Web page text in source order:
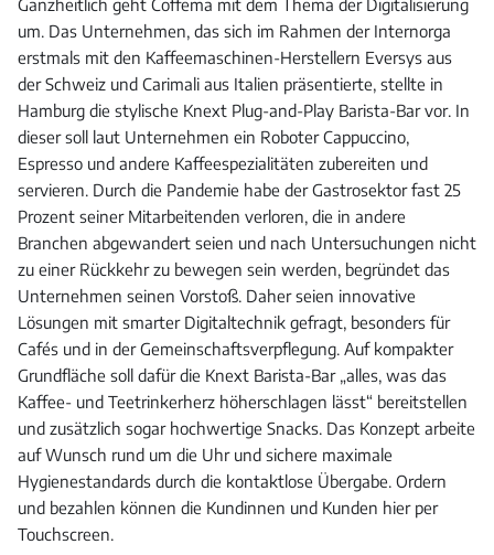
Ganzheitlich geht Coffema mit dem Thema der Digitalisierung
um. Das Unternehmen, das sich im Rahmen der Internorga
erstmals mit den Kaffeemaschinen-Herstellern Eversys aus
der Schweiz und Carimali aus Italien präsentierte, stellte in
Hamburg die stylische Knext Plug-and-Play Barista-Bar vor. In
dieser soll laut Unternehmen ein Roboter Cappuccino,
Espresso und andere Kaffeespezialitäten zubereiten und
servieren. Durch die Pandemie habe der Gastrosektor fast 25
Prozent seiner Mitarbeitenden verloren, die in andere
Branchen abgewandert seien und nach Untersuchungen nicht
zu einer Rückkehr zu bewegen sein werden, begründet das
Unternehmen seinen Vorstoß. Daher seien innovative
Lösungen mit smarter Digitaltechnik gefragt, besonders für
Cafés und in der Gemeinschaftsverpflegung. Auf kompakter
Grundfläche soll dafür die Knext Barista-Bar „alles, was das
Kaffee- und Teetrinkerherz höherschlagen lässt“ bereitstellen
und zusätzlich sogar hochwertige Snacks. Das Konzept arbeite
auf Wunsch rund um die Uhr und sichere maximale
Hygienestandards durch die kontaktlose Übergabe. Ordern
und bezahlen können die Kundinnen und Kunden hier per
Touchscreen.